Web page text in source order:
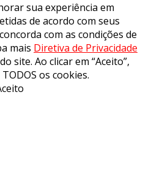
sua experiência em
de acordo com seus
com as condições de
mais Diretiva de Privacidade
site. Ao clicar em “Aceito”,
os cookies.